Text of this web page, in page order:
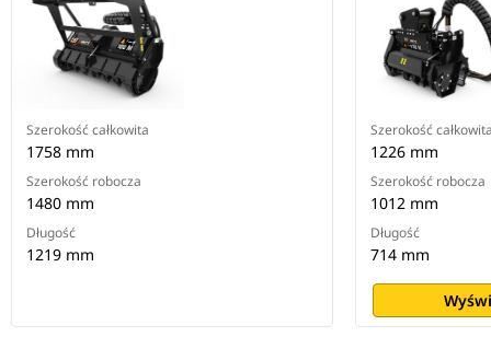
Szerokość całkowita
1758 mm
Szerokość robocza
1480 mm
Długość
1219 mm
Szerokość
1226 mm
Szerokość robocza
1012 mm
Długość
714 mm